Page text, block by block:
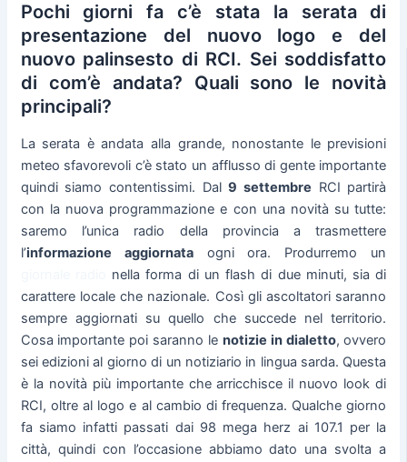
Pochi giorni fa c’è stata la serata di
presentazione del nuovo logo e del
nuovo palinsesto di RCI. Sei soddisfatto
di com’è andata? Quali sono le novità
principali?
La serata è andata alla grande, nonostante le previsioni
meteo sfavorevoli c’è stato un afflusso di gente importante
quindi siamo contentissimi. Dal9 settembre RCI partirà
con la nuova programmazione e con una novità su tutte:
saremo l’unica radio della provincia a trasmettere
l’informazione aggiornataogni ora. Produrremo un
nella forma di un flash di due minuti, sia di
carattere locale che nazionale. Così gli ascoltatori saranno
sempre aggiornati su quello che succede nel territorio.
Cosa importante poi saranno le notizie in dialetto, ovvero
sei edizioni al giorno di un notiziario in lingua sarda. Questa
è la novità più importante che arricchisce il nuovo look di
RCI, oltre al logo e al cambio di frequenza. Qualche giorno
fa siamo infatti passati dai 98 mega herz ai 107.1 per la
città, quindi con l’occasione abbiamo dato una svolta a